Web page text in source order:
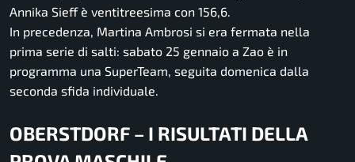
Annika Sieff è ventitreesima con 156,6.
In precedenza, Martina Ambrosi si era fermata nella
prima serie di salti: sabato 25 gennaio a Zao è in
programma una SuperTeam, seguita domenica dalla
seconda sfida individuale.
OBERSTDORF – I RISULTATI DELLA